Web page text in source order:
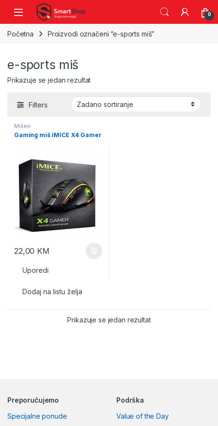
Skip to navigation
Skip to content
0
Početna Proizvodi označeni “e-sports miš”
e-sports miš
Prikazuje se jedan rezultat
Filters
Miševi
Gaming miš iMICE X4 Gamer
22,00 KM
Uporedi
Dodaj na listu želja
Prikazuje se jedan rezultat
Preporučujemo
Specijalne ponude
Podrška
Value of the Day